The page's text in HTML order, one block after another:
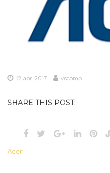
12 abr 2017 vscomp
SHARE THIS POST:
Navegação
Acer